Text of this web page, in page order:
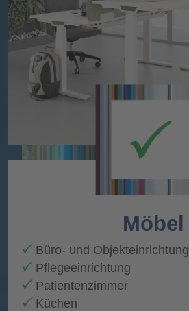
Möbel
Büro- und Objekteinrichtung
Pflegeeinrichtung
Patientenzimmer
Küchen